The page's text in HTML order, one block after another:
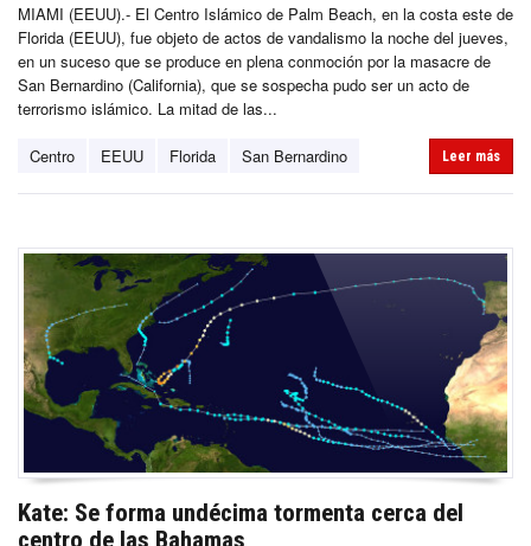
MIAMI (EEUU).- El Centro Islámico de Palm Beach, en la costa este de
Florida (EEUU), fue objeto de actos de vandalismo la noche del jueves,
en un suceso que se produce en plena conmoción por la masacre de
San Bernardino (California), que se sospecha pudo ser un acto de
terrorismo islámico. La mitad de las...
Centro EEUU Florida San Bernardino Leer más
Kate: Se forma undécima tormenta cerca del